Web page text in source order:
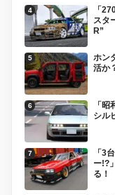
「
スタ
R”
ホン
活か
「
シル
「3
ー!?
る！